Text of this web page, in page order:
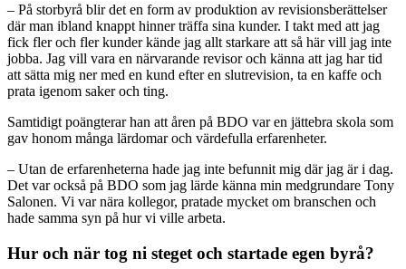
– På storbyrå blir det en form av produktion av revisionsberättelser
där man ibland knappt hinner träffa sina kunder. I takt med att jag
fick fler och fler kunder kände jag allt starkare att så här vill jag inte
jobba. Jag vill vara en närvarande revisor och känna att jag har tid
att sätta mig ner med en kund efter en slutrevision, ta en kaffe och
prata igenom saker och ting.
Samtidigt poängterar han att åren på BDO var en jättebra skola som
gav honom många lärdomar och värdefulla erfarenheter.
– Utan de erfarenheterna hade jag inte befunnit mig där jag är i dag.
Det var också på BDO som jag lärde känna min medgrundare Tony
Salonen. Vi var nära kollegor, pratade mycket om branschen och
hade samma syn på hur vi ville arbeta.
Hur och när tog ni steget och startade egen byrå?